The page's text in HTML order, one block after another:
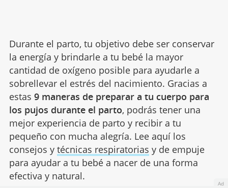
Durante el parto, tu objetivo debe ser conservar
la energía y brindarle a tu bebé la mayor
cantidad de oxígeno posible para ayudarle a
sobrellevar el estrés del nacimiento. Gracias a
estas 9 maneras de preparar a tu cuerpo para
los pujos durante el parto, podrás tener una
mejor experiencia de parto y recibir a tu
pequeño con mucha alegría. Lee aquí los
consejos y técnicas respiratorias y de empuje
para ayudar a tu bebé a nacer de una forma
efectiva y natural.
Ad